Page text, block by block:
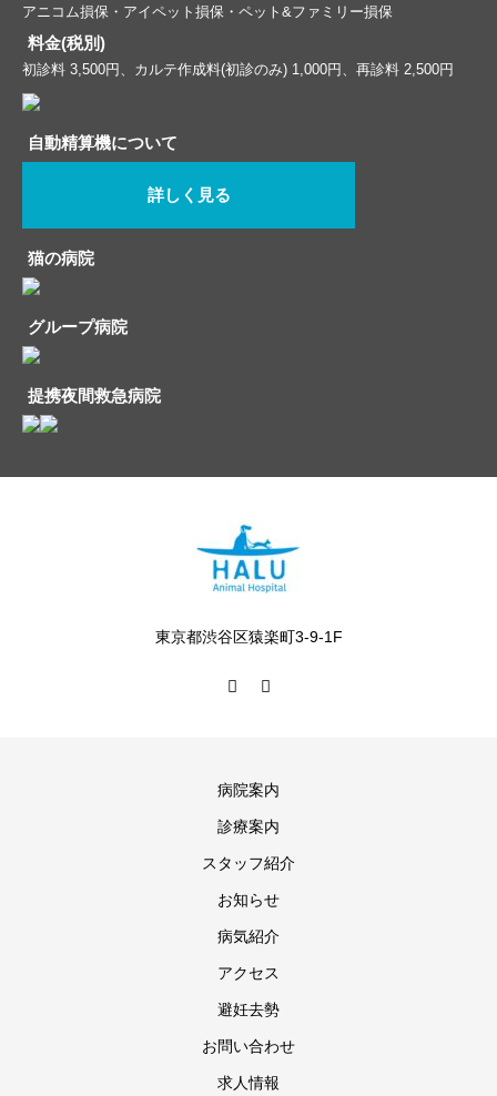
アニコム損保・アイペット損保・ペット&ファミリー損保
料金(税別)
初診料 3,500円、カルテ作成料(初診のみ) 1,000円、再診料 2,500円
自動精算機について
詳しく見る
猫の病院
グループ病院
提携夜間救急病院
東京都渋谷区猿楽町3-9-1F
病院案内
診療案内
スタッフ紹介
お知らせ
病気紹介
アクセス
避妊去勢
お問い合わせ
求人情報